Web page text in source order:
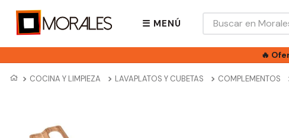
☰ MENÚ
Buscar en Morales...
🔥
COCINA Y LIMPIEZA LAVAPLATOS Y CUBETAS COMPLEMENTOS